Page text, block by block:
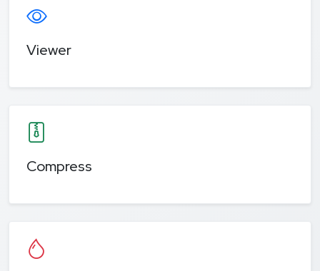
Viewer
Compress